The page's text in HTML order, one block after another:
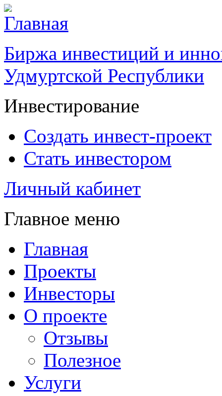
Биржа инвестиций и
Удмуртской Республики
Инвестирование
Создать инвест-проект
Стать инвестором
Личный кабинет
Главное меню
Главная
Проекты
Инвесторы
О проекте
Отзывы
Полезное
Услуги